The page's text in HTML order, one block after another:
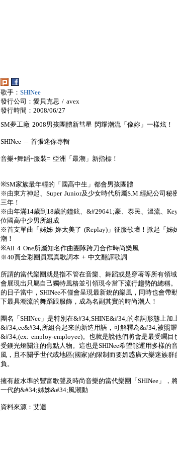
歌手： SHINee
發行公司：愛貝克思 / avex
發行時間：2008/06/27
SM夢工廠 2008男孩團體新彗星 閃耀潮流「像妳」一樣炫！
SHINee ─ 首張迷你專輯
音樂+舞蹈+服裝= 亞洲「最潮」新指標！
※SM家族最年輕的「國高中生」都會男孩團體
※由東方神起、Super Junior及少女時代所屬S.M.經紀公司秘
三年！
※由年滿14歲到18歲的鐘鉉、&#29641;豪、泰民、溫流、
位國高中少男所組成
※首支單曲「姊姊 妳太美了 (Replay)」征服歌壇！掀起「姊
潮！
※All 4 One所屬知名作曲團隊跨刀合作時尚樂風
※40頁全彩團員寫真歌詞本 + 中文翻譯歌詞
所謂的當代樂團就是指不管在音樂、舞蹈或是穿著等所有領
會展現出只屬自己獨特風格並引領現今當下流行趨勢的總稱
的日子當中，SHINee不僅會呈現最新銳的樂風，同時也會帶
下最具潮流的舞蹈跟服飾，成為名副其實的時尚潮人！
團名「SHINee」是特別在&#34;SHINE&#34;的名詞形態上加
&#34;ee&#34;所組合起來的新造用語，可解釋為&#34;被照
&#34;(ex: employ-employee)。也就是說他們將會是最受矚目
受鎂光燈關注的焦點人物。這也是SHINee希望能運用多樣的
風，且不關乎世代或地區(國家)的限制而要媚惑廣大樂迷族群
負。
擁有超水準的豐富歌聲及時尚音樂的當代樂團「SHINee」，
一代的&#34;姊姊&#34;風潮動
資料來源：艾迴